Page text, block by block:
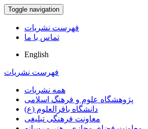
Toggle navigation
فهرست نشریات
تماس با ما
English
فهرست نشریات
همه نشریات
پژوهشگاه علوم و فرهنگ اسلامی
دانشگاه باقرالعلوم (ع)
معاونت فرهنگی تبلیغی